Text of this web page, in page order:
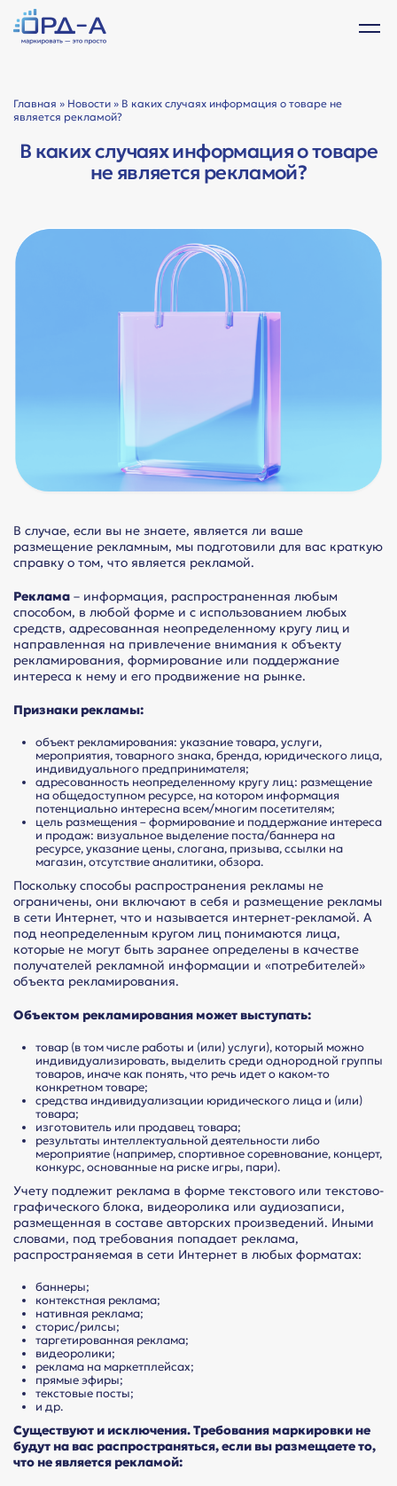
Главная » Новости » В каких случаях информация о товаре не
является рекламой?
В каких случаях информация о товаре
не является рекламой?
В случае, если вы не знаете, является ли ваше
размещение рекламным, мы подготовили для вас краткую
справку о том, что является рекламой.
Реклама – информация, распространенная любым
способом, в любой форме и с использованием любых
средств, адресованная неопределенному кругу лиц и
направленная на привлечение внимания к объекту
рекламирования, формирование или поддержание
интереса к нему и его продвижение на рынке.
Признаки рекламы:
объект рекламирования: указание товара, услуги,
мероприятия, товарного знака, бренда, юридического лица,
индивидуального предпринимателя;
адресованность неопределенному кругу лиц: размещение
на общедоступном ресурсе, на котором информация
потенциально интересна всем/многим посетителям;
цель размещения – формирование и поддержание интереса
и продаж: визуальное выделение поста/баннера на
ресурсе, указание цены, слогана, призыва, ссылки на
магазин, отсутствие аналитики, обзора.
Поскольку способы распространения рекламы не
ограничены, они включают в себя и размещение рекламы
в сети Интернет, что и называется интернет-рекламой. А
под неопределенным кругом лиц понимаются лица,
которые не могут быть заранее определены в качестве
получателей рекламной информации и «потребителей»
объекта рекламирования.
Объектом рекламирования может выступать:
товар (в том числе работы и (или) услуги), который можно
индивидуализировать, выделить среди однородной группы
товаров, иначе как понять, что речь идет о каком-то
конкретном товаре;
средства индивидуализации юридического лица и (или)
товара;
изготовитель или продавец товара;
результаты интеллектуальной деятельности либо
мероприятие (например, спортивное соревнование, концерт,
конкурс, основанные на риске игры, пари).
Учету подлежит реклама в форме текстового или текстово-
графического блока, видеоролика или аудиозаписи,
размещенная в составе авторских произведений. Иными
словами, под требования попадает реклама,
распространяемая в сети Интернет в любых форматах:
баннеры;
контекстная реклама;
нативная реклама;
сторис/рилсы;
таргетированная реклама;
видеоролики;
реклама на маркетплейсах;
прямые эфиры;
текстовые посты;
и др.
Существуют и исключения. Требования маркировки не
будут на вас распространяться, если вы размещаете то,
что не является рекламой: